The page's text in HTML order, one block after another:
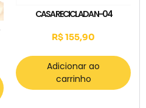
CASA RECICLADA N-04
R$155,90
Adicionar ao
carrinho